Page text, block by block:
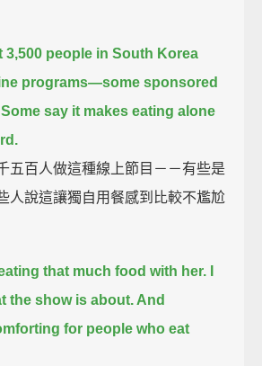
3,500 people in South Korea
programs—some sponsored
Some say it makes eating alone
五百人做這種線上節目－－有些是
人說這讓獨自用餐感到比較不尷尬
that much food with her. I
the show is about. And
for people who eat